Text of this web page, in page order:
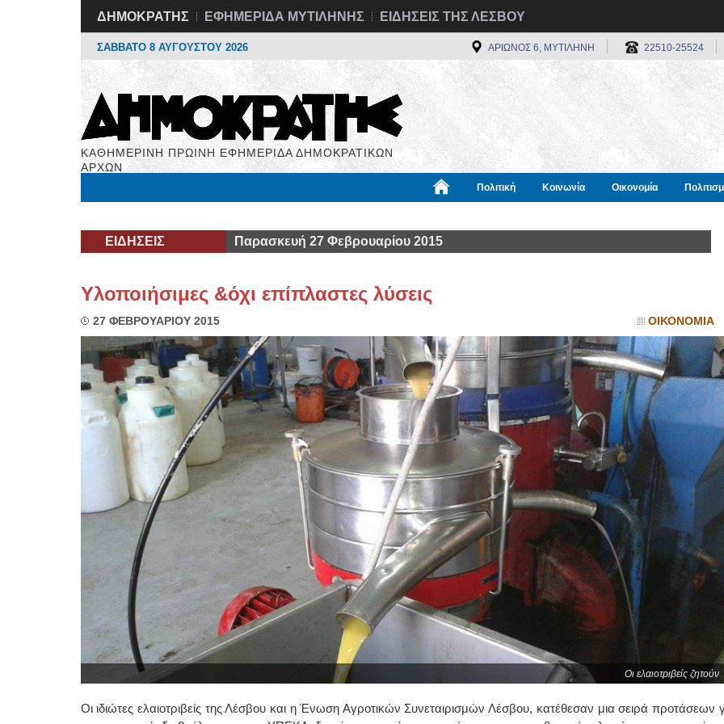
ΔΗΜΟΚΡΑΤΗΣ ΕΦΗΜΕΡΙΔΑ ΜΥΤΙΛΗΝΗΣ ΕΙΔΗΣΕΙΣ ΤΗΣ ΛΕΣΒΟΥ
ΣΑΒΒΑΤΟ 8 ΑΥΓΟΥΣΤΟΥ 2026 ΑΡΙΩΝΟΣ 6, ΜΥΤΙΛΗΝΗ 22510-25524
ΚΑΘΗΜΕΡΙΝΗ ΠΡΩΙΝΗ ΕΦΗΜΕΡΙΔΑ ΔΗΜΟΚΡΑΤΙΚΩΝ
ΑΡΧΩΝ
Πολιτική Κοινωνία Οικονομία
ΕΙΔΗΣΕΙΣ Παρασκευή 27 Φεβρουαρίου 2015
Υλοποιήσιμες &όχι επίπλαστες λύσεις
27 ΦΕΒΡΟΥΑΡΙΟΥ 2015 ΟΙΚΟΝΟΜΙΑ
Οι ελαιοτριβείς ζητούν
Οι ιδιώτες ελαιοτριβείς της Λέσβου και η Ένωση Αγροτικών Συνεταιρισμών Λέσβου, κατέθεσαν μια σειρά προτάσεων